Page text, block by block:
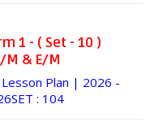
1 - ( Set - 10 )
M & E/M
Lesson Plan | 2026 -
: 104